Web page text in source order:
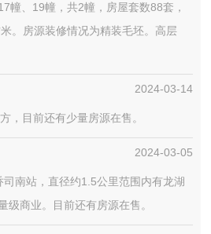
幢、19幢，共2幢，房屋套数88套，
。房源装修情况为精装毛坯。高层
2024-03-14
，目前还有少量房源在售。
2024-03-05
南站，直径约1.5公里范围内有龙湖
级商业。目前还有房源在售。